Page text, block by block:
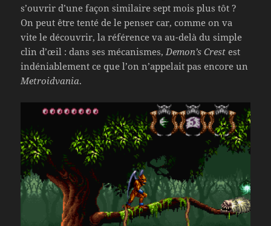
s’ouvrir d’une façon similaire sept mois plus tôt ?
On peut être tenté de le penser car, comme on va
vite le découvrir, la référence va au-delà du simple
clin d’œil : dans ses mécanismes, Demon’s Crest est
indéniablement ce que l’on n’appelait pas encore un
Metroidvania.